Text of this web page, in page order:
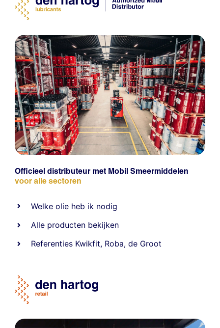
Officieel distributeur met Mobil Smeermiddelen
voor alle sectoren
Welke olie heb ik nodig
Alle producten bekijken
Referenties Kwikfit, Roba,de Groot